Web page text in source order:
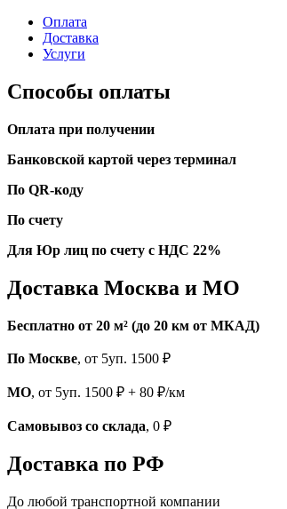
Оплата
Доставка
Услуги
Способы оплаты
Оплата при получении
Банковской картой через терминал
По QR-коду
По счету
Для Юр лиц по счету с НДС 22%
Доставка Москва и МО
Бесплатно от 20 м² (до 20 км от МКАД)
По Москве, от 5уп. 1500 ₽
МО, от 5уп. 1500 ₽ + 80 ₽/км
Самовывоз со склада, 0 ₽
Доставка по РФ
До любой транспортной компании